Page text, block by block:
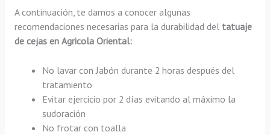
A continuación, te damos a conocer algunas
recomendaciones necesarias para la durabilidad del tatuaje
de cejas en Agricola Oriental:
No lavar con Jabón durante 2 horas después del
tratamiento
Evitar ejercicio por 2 días evitando al máximo la
sudoración
No frotar con toalla